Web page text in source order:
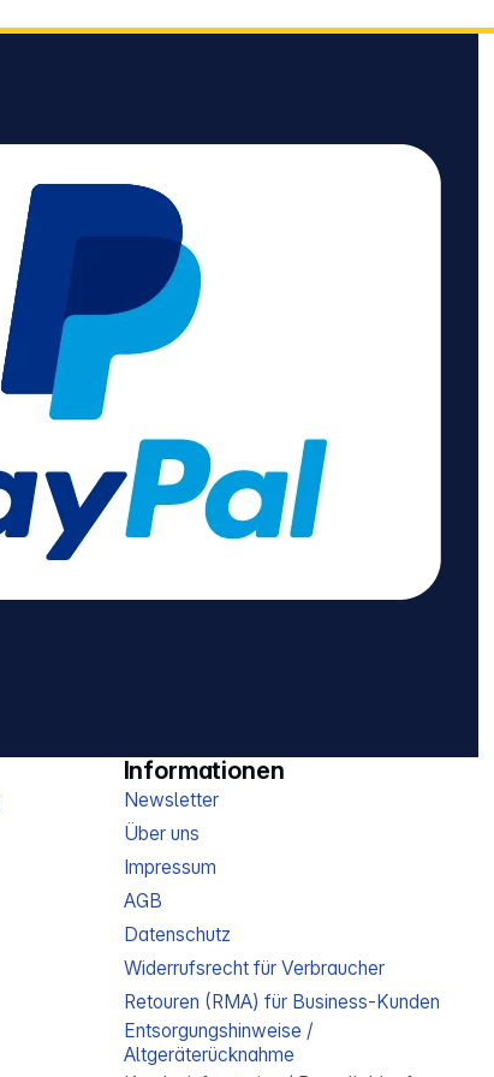
Informationen
Newsletter
Über uns
Impressum
AGB
Datenschutz
Widerrufsrecht für Verbraucher
Retouren (RMA) für Business-Kunden
Entsorgungshinweise /
Altgeräterücknahme